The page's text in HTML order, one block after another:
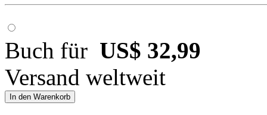
Buch für US$ 32,99
Versand weltweit
In den Warenkorb